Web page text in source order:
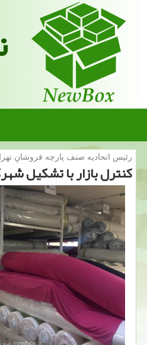
رئیس اتحادیه صنف پارچه فروشانِ
کنترل بازار با تشکیل